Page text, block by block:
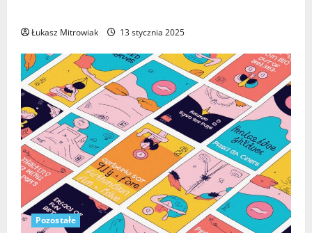
Łukasz Mitrowiak 13 stycznia 2025
Pozostałe